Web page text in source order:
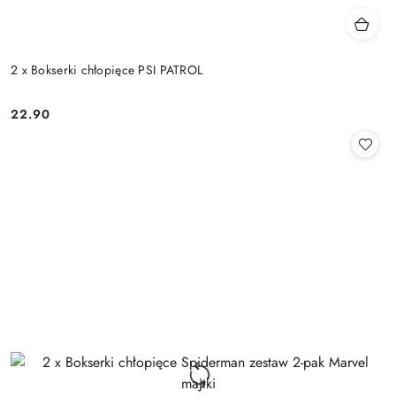
2 x Bokserki chłopięce PSI PATROL
Cena:
22.90